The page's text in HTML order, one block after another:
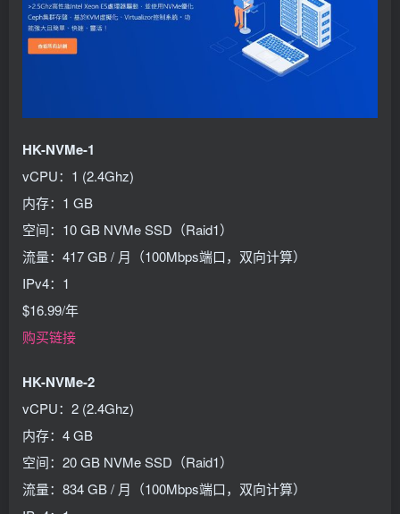
HK-NVMe-1
vCPU：1 (2.4Ghz)
内存：1 GB
空间：10 GB NVMe SSD（Raid1）
流量：417 GB / 月（100Mbps端口，双向计算）
IPv4：1
$16.99/年
购买链接
HK-NVMe-2
vCPU：2 (2.4Ghz)
内存：4 GB
空间：20 GB NVMe SSD（Raid1）
流量：834 GB / 月（100Mbps端口，双向计算）